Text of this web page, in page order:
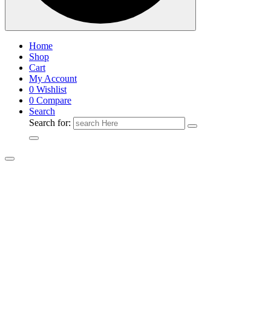
Home
Shop
Cart
My Account
0 Wishlist
0 Compare
Search
Search for: